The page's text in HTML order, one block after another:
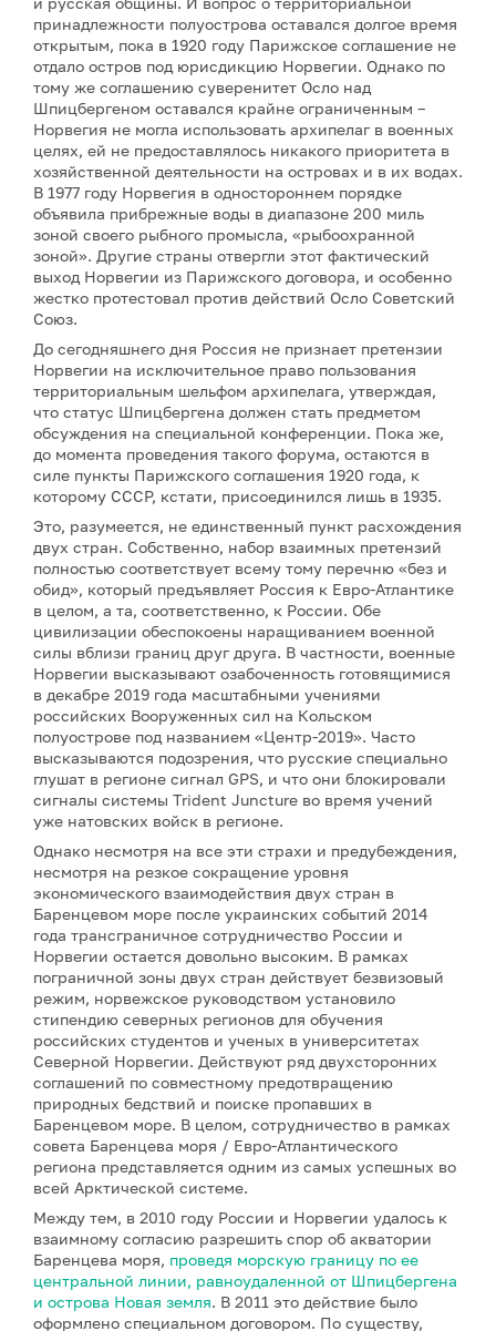
принадлежности полуострова оставался долгое время
открытым, пока в 1920 году Парижское соглашение не
отдало остров под юрисдикцию Норвегии. Однако по
тому же соглашению суверенитет Осло над
Шпицбергеном оставался крайне ограниченным –
Норвегия не могла использовать архипелаг в военных
целях, ей не предоставлялось никакого приоритета в
хозяйственной деятельности на островах и в их водах.
В 1977 году Норвегия в одностороннем порядке
объявила прибрежные воды в диапазоне 200 миль
зоной своего рыбного промысла, «рыбоохранной
зоной». Другие страны отвергли этот фактический
выход Норвегии из Парижского договора, и особенно
жестко протестовал против действий Осло Советский
Союз.
До сегодняшнего дня Россия не признает претензии
Норвегии на исключительное право пользования
территориальным шельфом архипелага, утверждая,
что статус Шпицбергена должен стать предметом
обсуждения на специальной конференции. Пока же,
до момента проведения такого форума, остаются в
силе пункты Парижского соглашения 1920 года, к
которому СССР, кстати, присоединился лишь в 1935.
Это, разумеется, не единственный пункт расхождения
двух стран. Собственно, набор взаимных претензий
полностью соответствует всему тому перечню «без и
обид», который предъявляет Россия к Евро-Атлантике
в целом, а та, соответственно, к России. Обе
цивилизации обеспокоены наращиванием военной
силы вблизи границ друг друга. В частности, военные
Норвегии высказывают озабоченность готовящимися
в декабре 2019 года масштабными учениями
российских Вооруженных сил на Кольском
полуострове под названием «Центр-2019». Часто
высказываются подозрения, что русские специально
глушат в регионе сигнал GPS, и что они блокировали
сигналы системы Trident Juncture во время учений
уже натовских войск в регионе.
Однако несмотря на все эти страхи и предубеждения,
несмотря на резкое сокращение уровня
экономического взаимодействия двух стран в
Баренцевом море после украинских событий 2014
года трансграничное сотрудничество России и
Норвегии остается довольно высоким. В рамках
пограничной зоны двух стран действует безвизовый
режим, норвежское руководством установило
стипендию северных регионов для обучения
российских студентов и ученых в университетах
Северной Норвегии. Действуют ряд двухсторонних
соглашений по совместному предотвращению
природных бедствий и поиске пропавших в
Баренцевом море. В целом, сотрудничество в рамках
совета Баренцева моря / Евро-Атлантического
региона представляется одним из самых успешных во
всей Арктической системе.
Между тем, в 2010 году России и Норвегии удалось к
взаимному согласию разрешить спор об акватории
Баренцева моря, проведя морскую границу по ее
центральной линии, равноудаленной от Шпицбергена
и острова Новая земля. В 2011 это действие было
оформлено специальном договором. По существу,